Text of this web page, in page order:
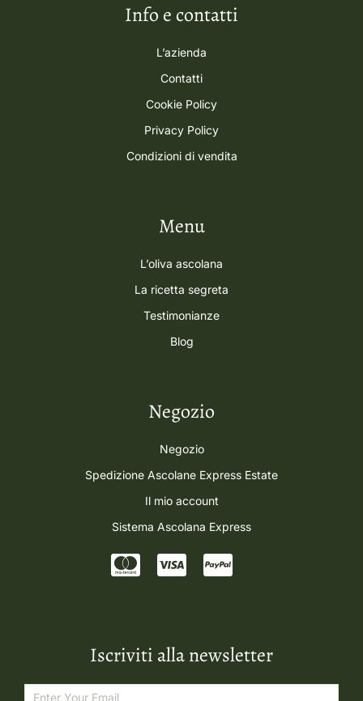
Info e contatti
L’azienda
Contatti
Cookie Policy
Privacy Policy
Condizioni di vendita
Menu
L’oliva ascolana
La ricetta segreta
Testimonianze
Blog
Negozio
Negozio
Spedizione Ascolane Express Estate
Il mio account
Sistema Ascolana Express
Iscriviti alla newsletter